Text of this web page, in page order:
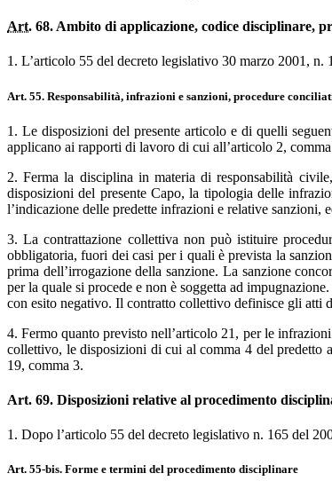
Art. 68. Ambito di applicazione, codice disciplinare,
1. L’articolo 55 del decreto legislativo 30 marzo 2001, n.
Art. 55. Responsabilità, infrazioni e sanzioni, procedure
1. Le disposizioni del presente articolo e di quelli
applicano ai rapporti di lavoro di cui all’articolo 2,
2. Ferma la disciplina in materia di responsabilità
disposizioni del presente Capo, la tipologia delle
l’indicazione delle predette infrazioni e relative sanzioni,
3. La contrattazione collettiva non può istituire
obbligatoria, fuori dei casi per i quali è prevista la
prima dell’irrogazione della sanzione. La sanzione
per la quale si procede e non è soggetta ad
con esito negativo. Il contratto collettivo definisce gli atti
4. Fermo quanto previsto nell’articolo 21, per le
collettivo, le disposizioni di cui al comma 4 del predetto
19, comma 3.
Art. 69. Disposizioni relative al procedimento
1. Dopo l’articolo 55 del decreto legislativo n. 165 del
Art. 55-bis. Forme e termini del procedimento disciplinare